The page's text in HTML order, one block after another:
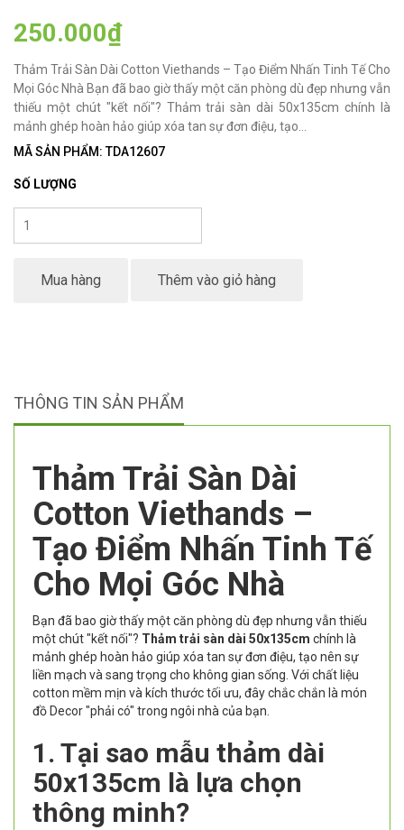
250.000₫
Thảm Trải Sàn Dài Cotton Viethands – Tạo Điểm Nhấn Tinh Tế Cho
Mọi Góc Nhà Bạn đã bao giờ thấy một căn phòng dù đẹp nhưng vẫn
thiếu một chút "kết nối"? Thảm trải sàn dài 50x135cm chính là
mảnh ghép hoàn hảo giúp xóa tan sự đơn điệu, tạo...
MÃ SẢN PHẨM: TDA12607
SỐ LƯỢNG
Mua hàng Thêm vào giỏ hàng
THÔNG TIN SẢN PHẨM
Thảm Trải Sàn Dài
Cotton Viethands –
Tạo Điểm Nhấn Tinh Tế
Cho Mọi Góc Nhà
Bạn đã bao giờ thấy một căn phòng dù đẹp nhưng vẫn thiếu
một chút "kết nối"? Thảm trải sàn dài 50x135cm chính là
mảnh ghép hoàn hảo giúp xóa tan sự đơn điệu, tạo nên sự
liền mạch và sang trọng cho không gian sống. Với chất liệu
cotton mềm mịn và kích thước tối ưu, đây chắc chắn là món
đồ Decor "phải có" trong ngôi nhà của bạn.
1. Tại sao mẫu thảm dài
50x135cm là lựa chọn
thông minh?